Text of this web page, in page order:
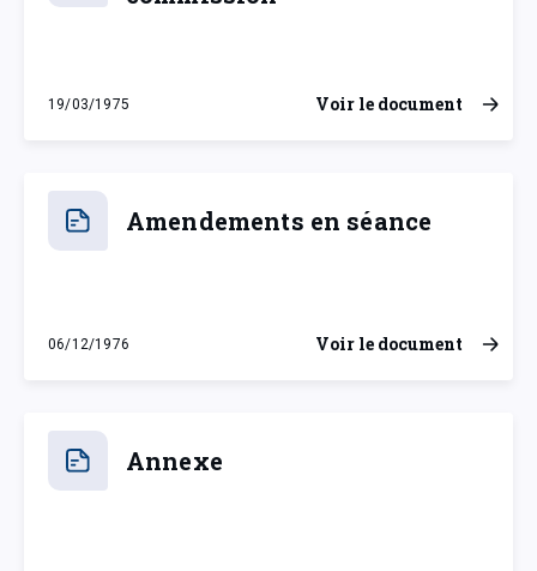
19/03/1975
mercredi 19 mars 1975
Voir le document
Amendements en séance
06/12/1976
lundi 6 décembre 1976
Voir le document
Annexe